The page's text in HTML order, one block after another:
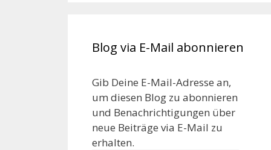
Blog via E-Mail abonnieren
Gib Deine E-Mail-Adresse an,
um diesen Blog zu abonnieren
und Benachrichtigungen über
neue Beiträge via E-Mail zu
erhalten.